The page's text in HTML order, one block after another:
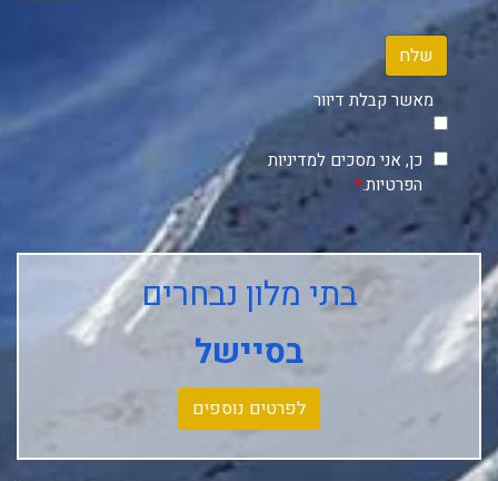
שלח
מאשר קבלת דיוור
כן, אני מסכים למדיניות
הפרטיות.*
בתי מלון נבחרים
בסיישל
לפרטים נוספים